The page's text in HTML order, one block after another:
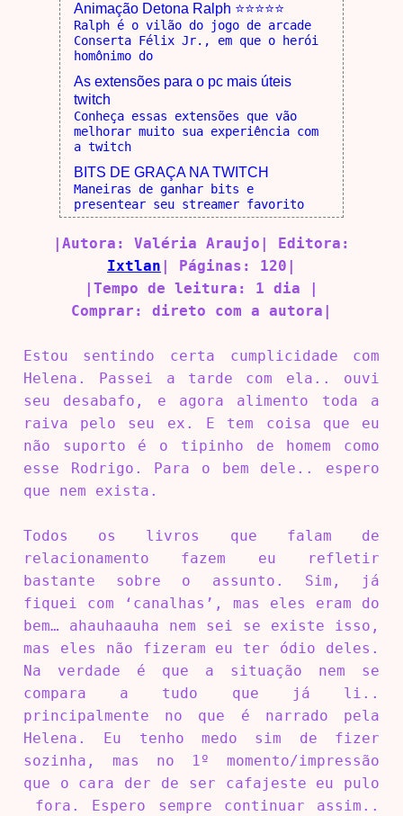
Animação Detona Ralph ⭐⭐⭐⭐⭐
Ralph é o vilão do jogo de arcade
Conserta Félix Jr., em que o herói
homônimo do
As extensões para o pc mais úteis
twitch
Conheça essas extensões que vão
melhorar muito sua experiência com
a twitch
BITS DE GRAÇA NA TWITCH
Maneiras de ganhar bits e
presentear seu streamer favorito
|Autora: Valéria Araujo | Editora:
Ixtlan | Páginas: 120|
|Tempo de leitura: 1 dia |
Comprar: direto com a autora
Estou sentindo certa cumplicidade com
Helena. Passei a tarde com ela.. ouvi
seu desabafo, e agora alimento toda a
raiva pelo seu ex. E tem coisa que eu
não suporto é o tipinho de homem como
esse Rodrigo. Para o bem dele.. espero
que nem exista.
Todos os livros que falam de
relacionamento fazem eu refletir
bastante sobre o assunto. Sim, já
fiquei com ‘canalhas’, mas eles eram do
bem… ahauhaauha nem sei se existe isso,
mas eles não fizeram eu ter ódio deles.
Na verdade é que a situação nem se
compara a tudo que já li..
principalmente no que é narrado pela
Helena. Eu tenho medo sim de fizer
sozinha, mas no 1º momento/impressão
que o cara der de ser cafajeste eu pulo
fora. Espero sempre continuar assim..